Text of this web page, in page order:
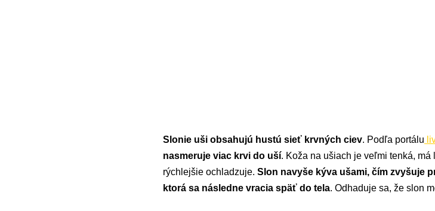
Slonie uši obsahujú hustú sieť krvných ciev. Podľa portálu
nasmeruje viac krvi do uší. Koža na ušiach je veľmi tenká,
rýchlejšie ochladzuje. Slon navyše kýva ušami, čím zvyšuje
ktorá sa následne vracia späť do tela. Odhaduje sa, že slon